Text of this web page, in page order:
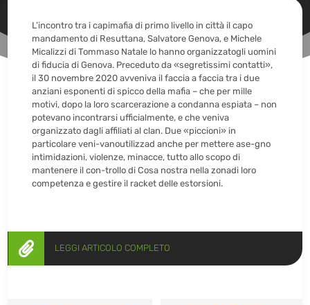
L’incontro tra i capimafia di primo livello in città il capo
mandamento di Resuttana, Salvatore Genova, e Michele
Micalizzi di Tommaso Natale lo hanno organizzatogli uomini
di fiducia di Genova. Preceduto da «segretissimi contatti»,
il 30 novembre 2020 avveniva il faccia a faccia tra i due
anziani esponenti di spicco della mafia – che per mille
motivi, dopo la loro scarcerazione a condanna espiata – non
potevano incontrarsi ufficialmente, e che veniva
organizzato dagli affiliati al clan. Due «piccioni» in
particolare veni-vanoutilizzad anche per mettere ase-gno
intimidazioni, violenze, minacce, tutto allo scopo di
mantenere il con-trollo di Cosa nostra nella zonadi loro
competenza e gestire il racket delle estorsioni.
 LEGGI ARTICOLO COMPLETO